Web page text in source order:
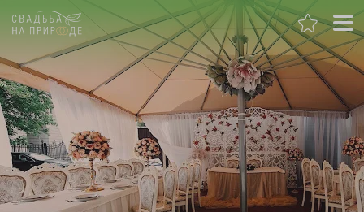
Москва
Банкет
Свадьба
День рождения